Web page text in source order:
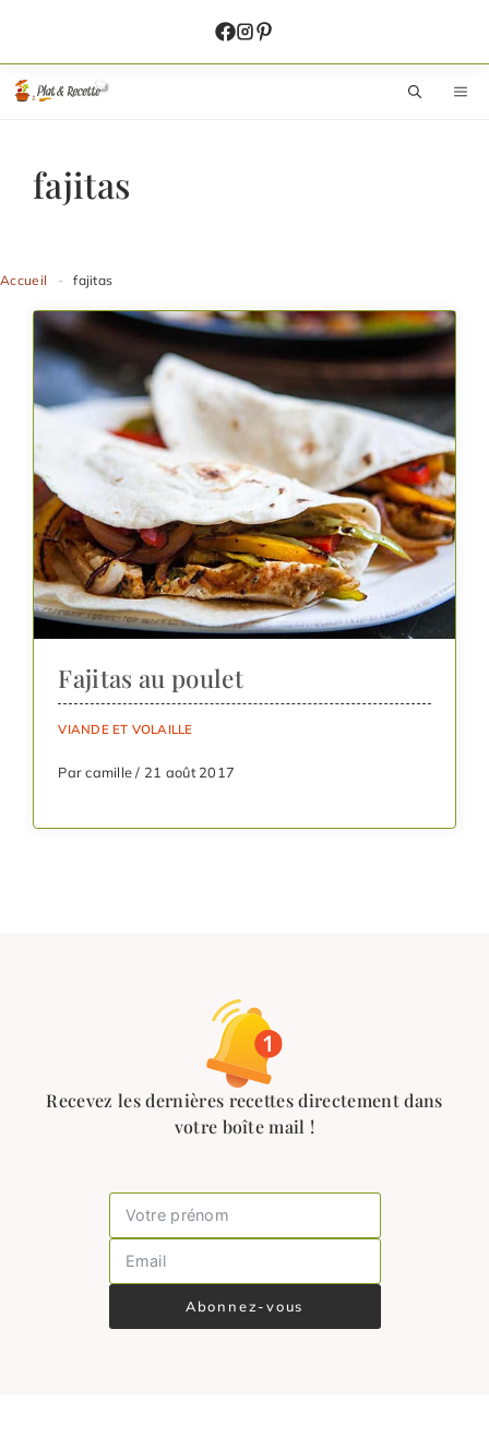
contenu
fajitas
Accueil - fajitas
Fajitas au poulet
VIANDE ET VOLAILLE
Par camille / 21 août 2017
Recevez les dernières recettes directement dans
votre boîte mail !
Abonnez-vous